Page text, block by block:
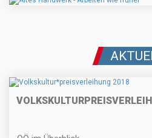
VOLKSKULTUR